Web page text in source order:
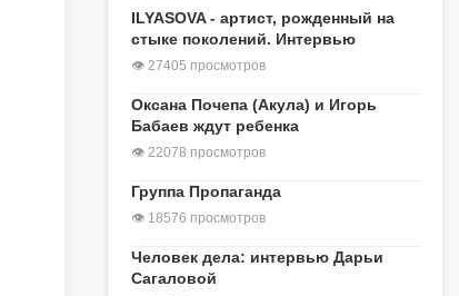
ILYASOVA - артист, рожденный на
стыке поколений. Интервью
👁 27405 просмотров
Оксана Почепа (Акула) и Игорь
Бабаев ждут ребенка
👁 22078 просмотров
Группа Пропаганда
👁 18576 просмотров
Человек дела: интервью Дарьи
Сагаловой